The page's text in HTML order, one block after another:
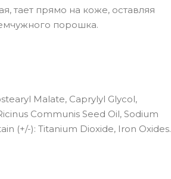
тает прямо на коже, оставляя
порошка.
Malate, Caprylyl Glycol,
Communis Seed Oil, Sodium
(+/-): Titanium Dioxide, Iron Oxides.